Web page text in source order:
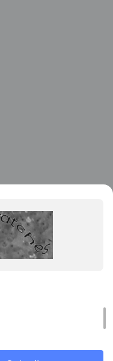
их использованием.